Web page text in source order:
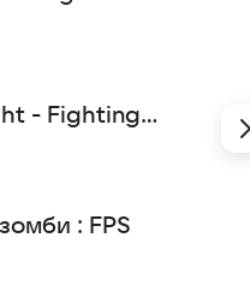
- Fighting
: FPS